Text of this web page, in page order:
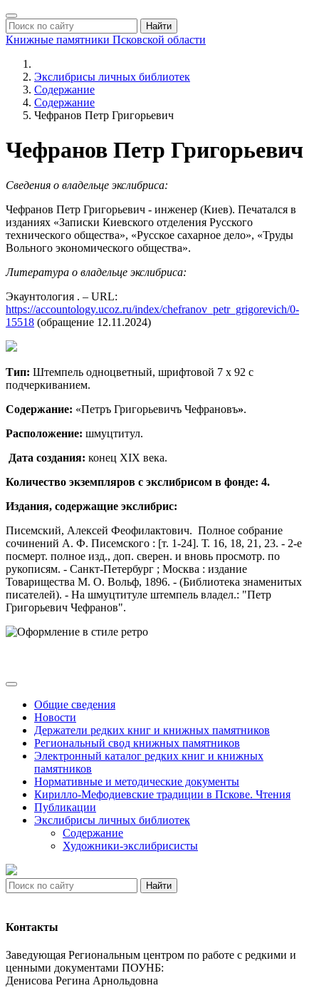
Найти
Книжные памятники Псковской области
Экслибрисы личных библиотек
Содержание
Содержание
Чефранов Петр Григорьевич
Чефранов Петр Григорьевич
Сведения о владельце экслибриса:
Чефранов Петр Григорьевич - инженер (Киев). Печатался в
изданиях «Записки Киевского отделения Русского
технического общества», «Русское сахарное дело», «Труды
Вольного экономического общества».
Литература о владельце экслибриса:
Экаунтология . – URL:
https://accountology.ucoz.ru/index/chefranov_petr_grigorevich/0-
15518 (обращение 12.11.2024)
Тип: Штемпель одноцветный, шрифтовой 7 х 92 с
подчеркиванием.
Содержание: «Петръ Григорьевичъ Чефрановъ».
Расположение: шмуцтитул.
Дата создания: конец ХIХ века.
Количество экземпляров с экслибрисом в фонде: 4.
Издания, содержащие экслибрис:
Писемский, Алексей Феофилактович. Полное собрание
сочинений А. Ф. Писемского : [т. 1-24]. Т. 16, 18, 21, 23. - 2-е
посмерт. полное изд., доп. сверен. и вновь просмотр. по
рукописям. - Санкт-Петербург ; Москва : издание
Товарищества М. О. Вольф, 1896. - (Библиотека знаменитых
писателей). - На шмуцтитуле штемпель владел.: "Петр
Григорьевич Чефранов".
Общие сведения
Новости
Держатели редких книг и книжных памятников
Региональный свод книжных памятников
Электронный каталог редких книг и книжных
памятников
Нормативные и методические документы
Кирилло-Мефодиевские традиции в Пскове. Чтения
Публикации
Экслибрисы личных библиотек
Содержание
Художники-экслибрисисты
Найти
Контакты
Заведующая Региональным центром по работе с редкими и
ценными документами ПОУНБ:
Денисова Регина Арнольдовна